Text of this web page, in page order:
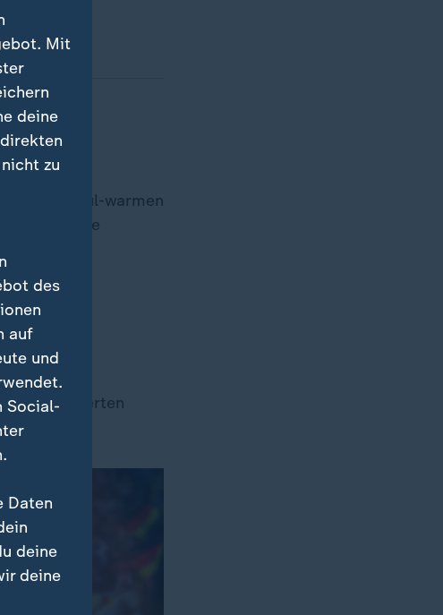
bei schwül-warmen
nicht.
renommierten
Mit
deine
zu
des
auf
und
Social-
Daten
deine
deine